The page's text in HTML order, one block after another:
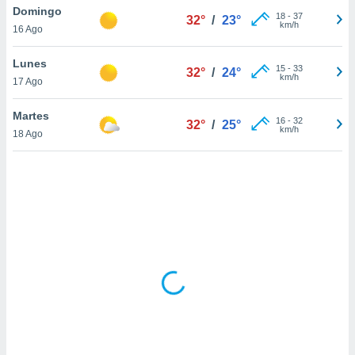
de
sitio
En
de que
el sitio
Domingo
16 Ago
32° / 23° 18- 37
km/h
Lunes
17 Ago
32° / 24° 15- 33
km/h
Martes
18 Ago
32° / 25° 16- 32
km/h